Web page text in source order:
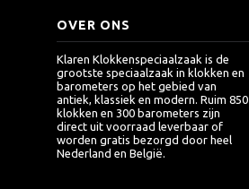
OVER ONS
Klaren Klokkenspeciaalzaak is de
grootste speciaalzaak in klokken en
barometers op het gebied van
antiek, klassiek en modern. Ruim 850
klokken en 300 barometers zijn
direct uit voorraad leverbaar of
worden gratis bezorgd door heel
Nederland en België.